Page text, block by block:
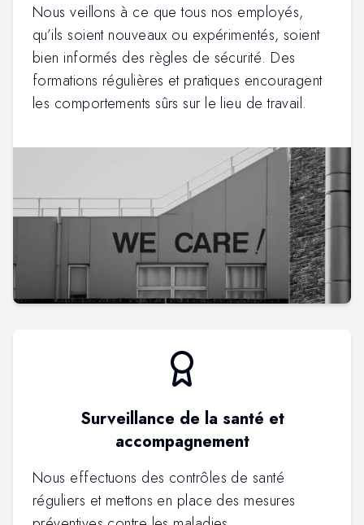
Nous veillons à ce que tous nos employés,
qu’ils soient nouveaux ou expérimentés, soient
bien informés des règles de sécurité. Des
formations régulières et pratiques encouragent
les comportements sûrs sur le lieu de travail.
Surveillance de la santé et
accompagnement
Nous effectuons des contrôles de santé
réguliers et mettons en place des mesures